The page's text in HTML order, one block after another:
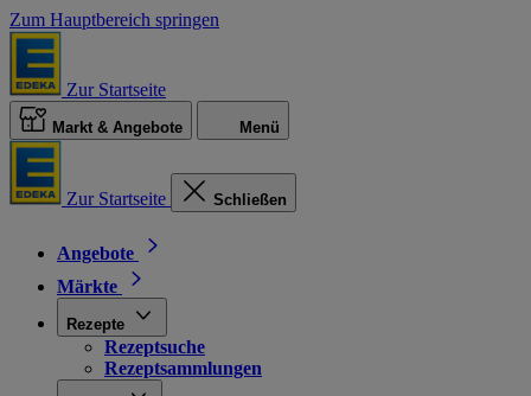
Zum Hauptbereich springen
Zur Startseite
Markt & Angebote Menü
Zur Startseite Schließen
Angebote
Märkte
Rezepte
Rezeptsuche
Rezeptsammlungen